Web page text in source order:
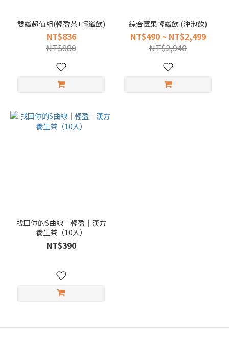
雙纖超值組(輕盈茶+輕纖飲)
NT$836
NT$880
綜合莓果輕纖飲 (沖泡飲)
NT$490 ~ NT$2,499
NT$2,940
找回你的S曲線｜輕盈｜漢方
養生茶（10入）
NT$390